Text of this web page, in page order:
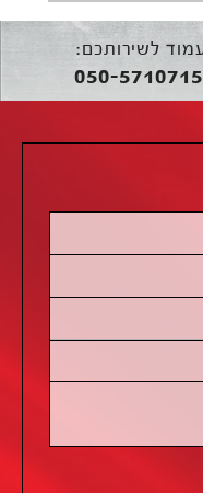
לשירותכם:
050-5710715